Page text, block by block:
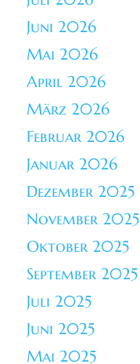
Juni 2026
Mai 2026
April 2026
März 2026
Februar 2026
Januar 2026
Dezember 2025
November 2025
Oktober 2025
September 2025
Juli 2025
Juni 2025
Mai 2025